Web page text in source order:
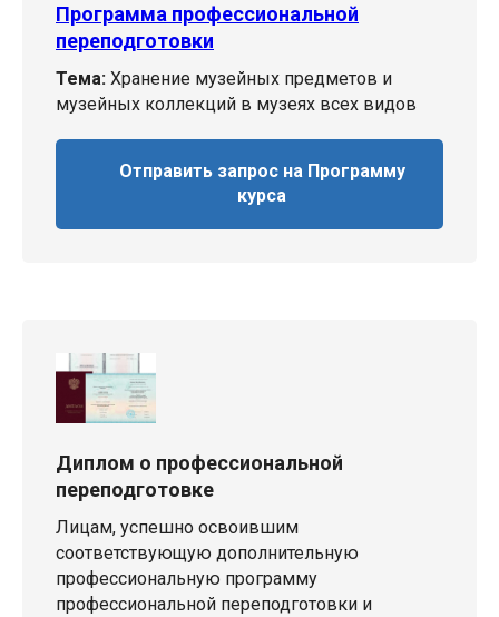
Программа профессиональной
переподготовки
Тема: Хранение музейных предметов и
музейных коллекций в музеях всех видов
Отправить запрос на Программу
курса
Диплом о профессиональной
переподготовке
Лицам, успешно освоившим
соответствующую дополнительную
профессиональную программу
профессиональной переподготовки и